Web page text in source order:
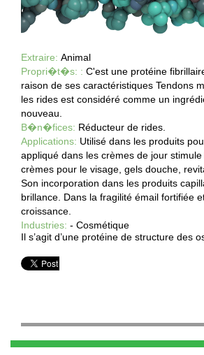
Extraire: Animal
Propri�t�s: : C'est une protéine
raison de ses caractéristiques Tendons
les rides est considéré comme un
nouveau.
B�n�fices: Réducteur de rides.
Applications: Utilisé dans les produits
appliqué dans les crèmes de jour
crèmes pour le visage, gels douche,
Son incorporation dans les produits
brillance. Dans la fragilité émail fortifiée
croissance.
Industries: - Cosmétique
Il s’agit d’une protéine de structure des